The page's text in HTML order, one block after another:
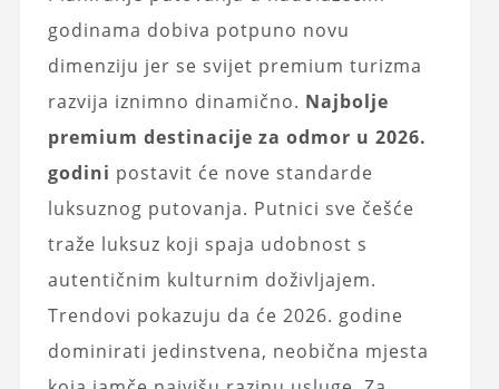
godinama dobiva potpuno novu
dimenziju jer se svijet premium turizma
razvija iznimno dinamično. Najbolje
premium destinacije za odmor u 2026.
godini postavit će nove standarde
luksuznog putovanja. Putnici sve češće
traže luksuz koji spaja udobnost s
autentičnim kulturnim doživljajem.
Trendovi pokazuju da će 2026. godine
dominirati jedinstvena, neobična mjesta